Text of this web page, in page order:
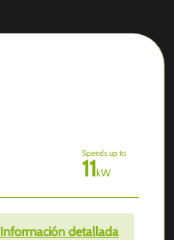
Speeds up to
11kW
Información detallada